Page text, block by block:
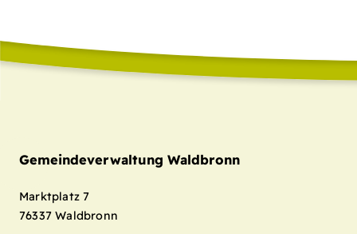
Gemeindeverwaltung Waldbronn
Marktplatz 7
76337 Waldbronn